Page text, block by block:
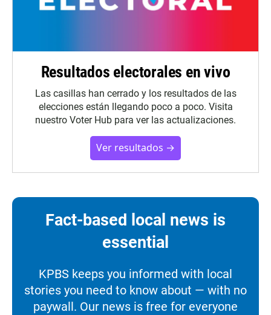
Resultados electorales en vivo
Las casillas han cerrado y los resultados de las
elecciones están llegando poco a poco. Visita
nuestro Voter Hub para ver las actualizaciones.
Ver resultados →
Fact-based local news is
essential
KPBS keeps you informed with local
stories you need to know about — with no
paywall. Our news is free for everyone